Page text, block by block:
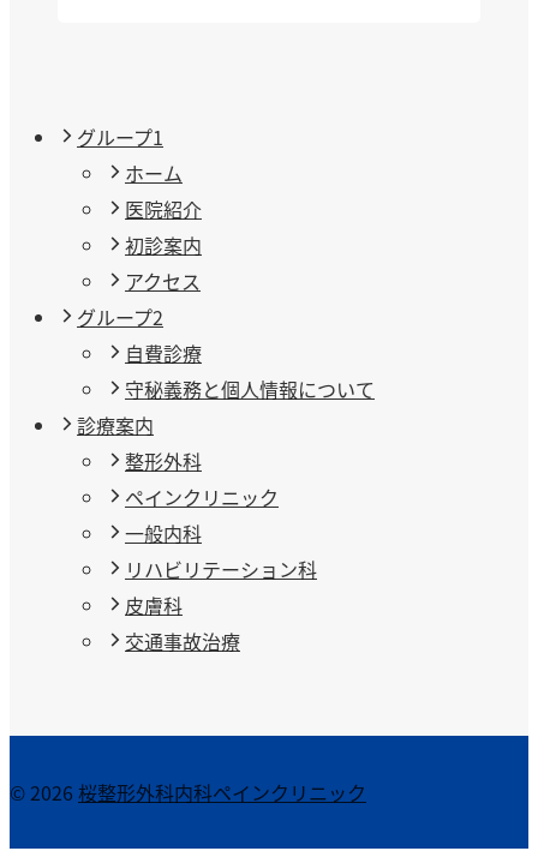
グループ1
ホーム
医院紹介
初診案内
アクセス
グループ2
自費診療
守秘義務と個人情報について
診療案内
整形外科
ペインクリニック
一般内科
リハビリテーション科
皮膚科
交通事故治療
© 2026 桜整形外科内科ペインクリニック